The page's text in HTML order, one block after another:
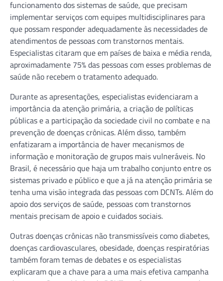
funcionamento dos sistemas de saúde, que precisam
implementar serviços com equipes multidisciplinares para
que possam responder adequadamente às necessidades de
atendimentos de pessoas com transtornos mentais.
Especialistas citaram que em países de baixa e média renda,
aproximadamente 75% das pessoas com esses problemas de
saúde não recebem o tratamento adequado.
Durante as apresentações, especialistas evidenciaram a
importância da atenção primária, a criação de políticas
públicas e a participação da sociedade civil no combate e na
prevenção de doenças crônicas. Além disso, também
enfatizaram a importância de haver mecanismos de
informação e monitoração de grupos mais vulneráveis. No
Brasil, é necessário que haja um trabalho conjunto entre os
sistemas privado e público e que a já na atenção primária se
tenha uma visão integrada das pessoas com DCNTs. Além do
apoio dos serviços de saúde, pessoas com transtornos
mentais precisam de apoio e cuidados sociais.
Outras doenças crônicas não transmissíveis como diabetes,
doenças cardiovasculares, obesidade, doenças respiratórias
também foram temas de debates e os especialistas
explicaram que a chave para a uma mais efetiva campanha